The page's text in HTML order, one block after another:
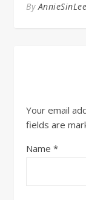
ByAnnieSinLee
Your email
fields are
Name *